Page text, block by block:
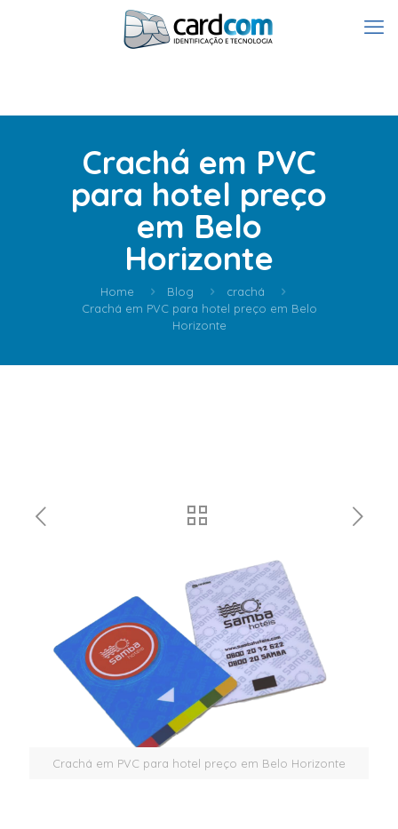
Crachá em PVC
para hotel preço
em Belo
Horizonte
Home Blog
crachá
Crachá em PVC para hotel preço em Belo
Horizonte
Crachá em PVC para hotel preço em Belo Horizonte